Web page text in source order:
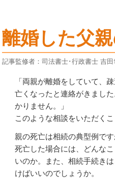
離婚した父
記事監修者：司法書士･行政書士 吉田
「両親が離婚をしていて、
亡くなったと連絡がきまし
かりません。」
このような相談をいただくこ
親の死亡は相続の典型例で
死亡した場合には、どんな
いのか。また、相続手続き
けばいいのでしょうか。